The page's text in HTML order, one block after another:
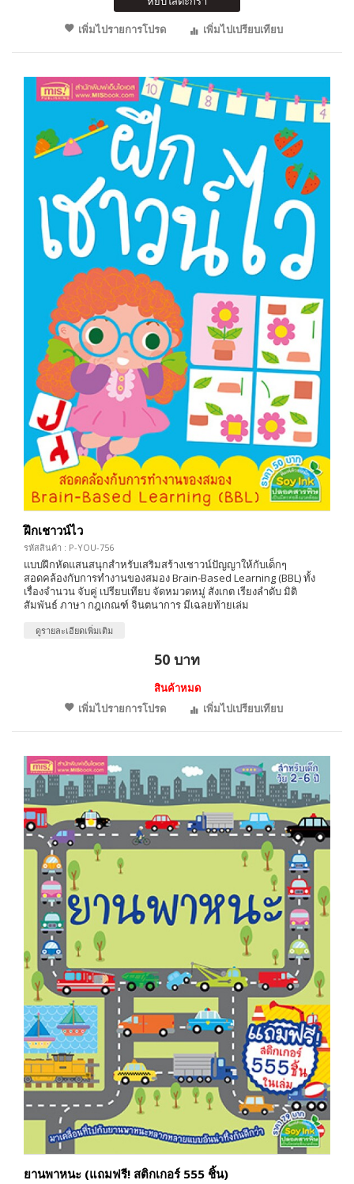
เพิ่มไปรายการโปรด
เพิ่มไปเปรียบเทียบ
ฝึกเชาวน์ไว
รหัสสินค้า : P-YOU-756
แบบฝึกหัดแสนสนุกสำหรับเสริมสร้างเชาวน์ปัญญาให้กับเด็กๆ
สอดคล้องกับการทำงานของสมอง Brain-Based Learning (BBL) ทั้ง
เรื่องจำนวน จับคู่ เปรียบเทียบ จัดหมวดหมู่ สังเกต เรียงลำดับ มิติ
สัมพันธ์ ภาษา กฎเกณฑ์ จินตนาการ มีเฉลยท้ายเล่ม
ดูรายละเอียดเพิ่มเติม
50 บาท
สินค้าหมด
เพิ่มไปรายการโปรด
เพิ่มไปเปรียบเทียบ
ยานพาหนะ (แถมฟรี! สติกเกอร์ 555 ชิ้น)